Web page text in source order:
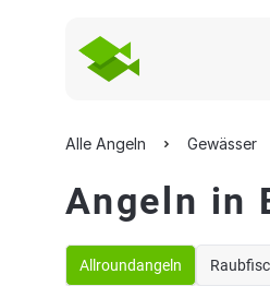
Alle Angeln Gewässer
Angeln in
Allroundangeln